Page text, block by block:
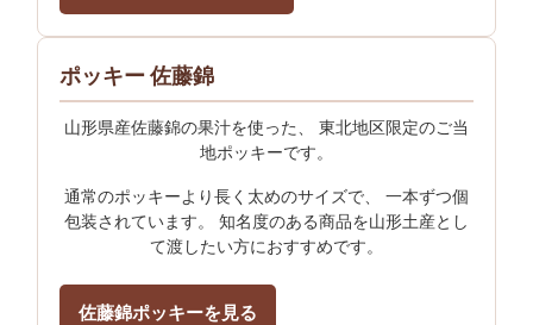
ポッキー 佐藤錦
山形県産佐藤錦の果汁を使った、 東北地区限定のご当
地ポッキーです。
通常のポッキーより長く太めのサイズで、 一本ずつ個
包装されています。 知名度のある商品を山形土産とし
て渡したい方におすすめです。
佐藤錦ポッキーを見る